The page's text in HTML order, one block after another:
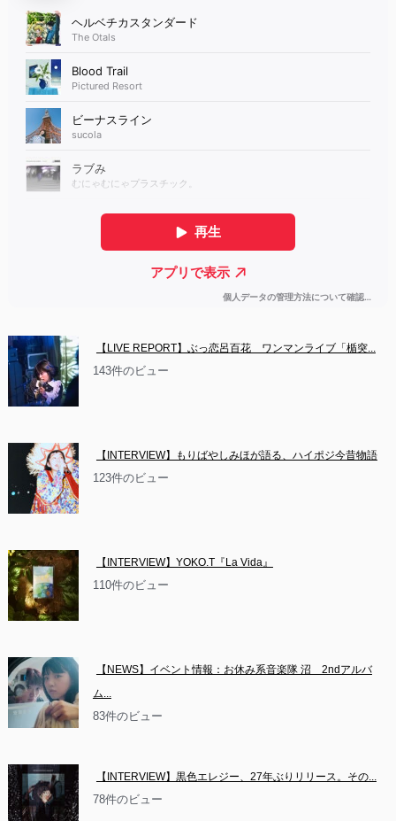
【LIVE REPORT】ぶっ恋呂百花　ワンマンライブ「楯突...
143件のビュー
【INTERVIEW】もりばやしみほが語る、ハイポジ今昔物語
123件のビュー
【INTERVIEW】YOKO.T『La Vida』
110件のビュー
【NEWS】イベント情報：お休み系音楽隊 沼　2ndアルバ
ム...
83件のビュー
【INTERVIEW】黒色エレジー、27年ぶりリリース。その...
78件のビュー